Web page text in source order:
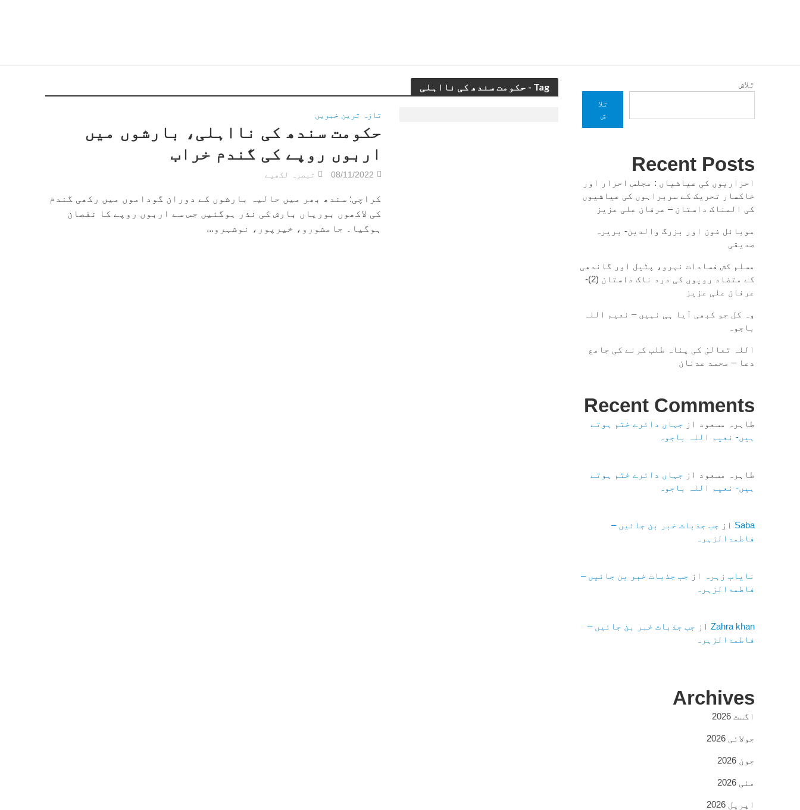
Tag - حکومت سندھ کی نااہلی
تازہ ترین خبریں
حکومت سندھ کی نااہلی، بارشوں میں
اربوں روپے کی گندم خراب
08/11/2022 تبصرہ لکھیے
کراچی: سندھ بھر میں حالیہ بارشوں کے دوران گوداموں میں رکھی گندم
کی لاکھوں بوریاں بارش کی نذر ہوگئیں جس سے اربوں روپے کا نقصان
ہوگیا۔ جامشورو، خیرپور، نوشہرو...
تلاش
تلا
ش
Recent Posts
احراریوں کی عیاشیاں : مجلس احرار اور
خاکسار تحریک کے سربراہوں کی عیاشیوں
کی المناک داستان – عرفان علی عزیز
موبائل فون اور بزرگ والدین- بریرہ
صدیقی
مسلم کش فسادات نہرو، پٹیل اور گاندھی
کے متضاد رویوں کی درد ناک داستان (2)-
عرفان علی عزیز
وہ کل جو کبھی آیا ہی نہیں – نعیم اللہ
باجوہ
اللہ تعالیٰ کی پناہ طلب کرنے کی جامع
دعا – محمد عدنان
Recent Comments
طاہرہ مسعود از جہاں دائرے ختم ہوتے
ہیں- نعیم اللہ باجوہ
طاہرہ مسعود از جہاں دائرے ختم ہوتے
ہیں- نعیم اللہ باجوہ
Saba از جب جذبات خبر بن جائیں –
فاطمۃالزہرہ
نایاب زہرہ از جب جذبات خبر بن جائیں –
فاطمۃالزہرہ
Zahra khanاز جب جذبات خبر بن جائیں –
فاطمۃالزہرہ
Archives
اگست 2026
جولائی 2026
جون 2026
مئی 2026
اپریل 2026